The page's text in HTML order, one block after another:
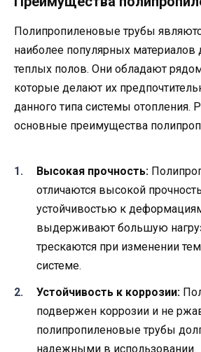
Полипропиленовые трубы
наиболее популярных материалов
теплых полов. Они обладают
которые делают их
данного типа системы отопления.
основные преимущества
Высокая прочность:
отличаются высокой
устойчивостью к
выдерживают большую
трескаются при изменении
системе.
Устойчивость к коррозии:
подвержен коррозии и не
полипропиленовые трубы
надежными в использовании.